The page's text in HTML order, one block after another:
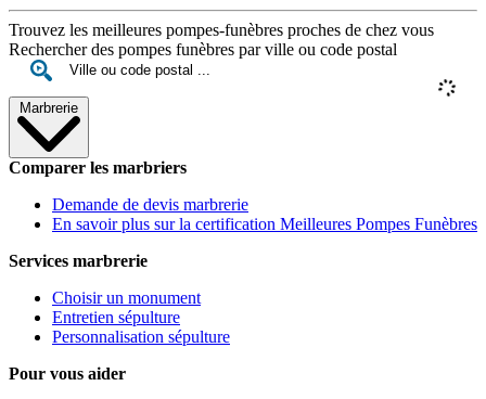
Trouvez les meilleures pompes-funèbres proches de chez vous
Rechercher des pompes funèbres par ville ou code postal
Marbrerie
Comparer les marbriers
Demande de devis marbrerie
En savoir plus sur la certification Meilleures Pompes Funèbres
Services marbrerie
Choisir un monument
Entretien sépulture
Personnalisation sépulture
Pour vous aider